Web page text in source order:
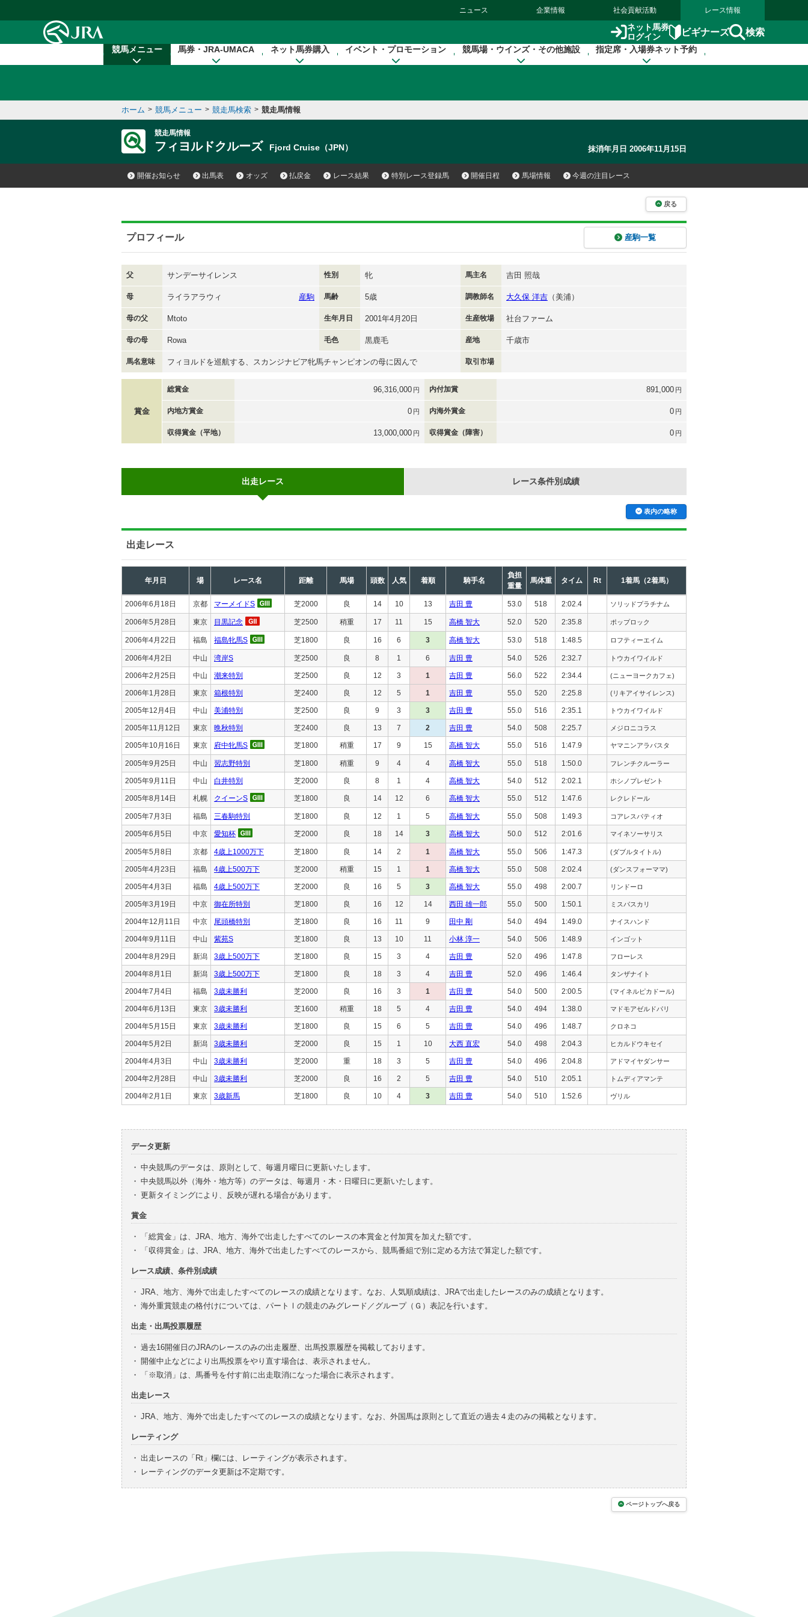
ニュース 企業情報 社会貢献活動 レース情報
ネット馬券
ログイン
ビギナーズ 検索
競馬メニュー 馬券・JRA-UMACA ネット馬券購入 イベント・プロモーション 競馬場・ウインズ・その他施設 指定席・入場券ネット予約
ホーム > 競馬メニュー > 競走馬検索 > 競走馬情報
競走馬情報
フィヨルドクルーズ Fjord Cruise（JPN） 抹消年月日 2006年11月15日
開催お知らせ 出馬表 オッズ 払戻金 レース結果 特別レース登録馬 開催日程 馬場情報 今週の注目レース
戻る
プロフィール 産駒一覧
父 サンデーサイレンス 性別 牝 馬主名 吉田 照哉
母 ライラアラウィ 産駒 馬齢 5歳 調教師名 大久保 洋吉 （美浦）
母の父 Mtoto 生年月日 2001年4月20日 生産牧場 社台ファーム
母の母 Rowa 毛色 黒鹿毛 産地 千歳市
馬名意味 フィヨルドを巡航する、スカンジナビア牝馬チャンピオンの母に因んで 取引市場
賞金
総賞金 96,316,000 円 内付加賞 891,000 円
内地方賞金 0 円 内海外賞金 0 円
収得賞金（平地） 13,000,000 円 収得賞金（障害） 0 円
出走レース レース条件別成績
表内の略称
出走レース
年月日 場 レース名 距離 馬場 頭数 人気 着順 騎手名
負担
重量
馬体重 タイム Rt 1着馬（2着馬）
2006年6月18日 京都 マーメイドS 芝2000 良 14 10 13 吉田 豊 53.0 518 2:02.4 ソリッドプラチナム
2006年5月28日 東京 目黒記念 芝2500 稍重 17 11 15 高橋 智大 52.0 520 2:35.8 ポップロック
2006年4月22日 福島 福島牝馬S 芝1800 良 16 6 3 高橋 智大 53.0 518 1:48.5 ロフティーエイム
2006年4月2日 中山 湾岸S 芝2500 良 8 1 6 吉田 豊 54.0 526 2:32.7 トウカイワイルド
2006年2月25日 中山 潮来特別 芝2500 良 12 3 1 吉田 豊 56.0 522 2:34.4 (ニューヨークカフェ)
2006年1月28日 東京 箱根特別 芝2400 良 12 5 1 吉田 豊 55.0 520 2:25.8 (リキアイサイレンス)
2005年12月4日 中山 美浦特別 芝2500 良 9 3 3 吉田 豊 55.0 516 2:35.1 トウカイワイルド
2005年11月12日 東京 晩秋特別 芝2400 良 13 7 2 吉田 豊 54.0 508 2:25.7 メジロニコラス
2005年10月16日 東京 府中牝馬S 芝1800 稍重 17 9 15 高橋 智大 55.0 516 1:47.9 ヤマニンアラバスタ
2005年9月25日 中山 習志野特別 芝1800 稍重 9 4 4 高橋 智大 55.0 518 1:50.0 フレンチクルーラー
2005年9月11日 中山 白井特別 芝2000 良 8 1 4 高橋 智大 54.0 512 2:02.1 ホシノプレゼント
2005年8月14日 札幌 クイーンS 芝1800 良 14 12 6 高橋 智大 55.0 512 1:47.6 レクレドール
2005年7月3日 福島 三春駒特別 芝1800 良 12 1 5 高橋 智大 55.0 508 1:49.3 コアレスパティオ
2005年6月5日 中京 愛知杯 芝2000 良 18 14 3 高橋 智大 50.0 512 2:01.6 マイネソーサリス
2005年5月8日 京都 4歳上1000万下 芝1800 良 14 2 1 高橋 智大 55.0 506 1:47.3 (ダブルタイトル)
2005年4月23日 福島 4歳上500万下 芝2000 稍重 15 1 1 高橋 智大 55.0 508 2:02.4 (ダンスフォーママ)
2005年4月3日 福島 4歳上500万下 芝2000 良 16 5 3 高橋 智大 55.0 498 2:00.7 リンドーロ
2005年3月19日 中京 御在所特別 芝1800 良 16 12 14 西田 雄一郎 55.0 500 1:50.1 ミスパスカリ
2004年12月11日 中京 尾頭橋特別 芝1800 良 16 11 9 田中 剛 54.0 494 1:49.0 ナイスハンド
2004年9月11日 中山 紫苑S 芝1800 良 13 10 11 小林 淳一 54.0 506 1:48.9 インゴット
2004年8月29日 新潟 3歳上500万下 芝1800 良 15 3 4 吉田 豊 52.0 496 1:47.8 フローレス
2004年8月1日 新潟 3歳上500万下 芝1800 良 18 3 4 吉田 豊 52.0 496 1:46.4 タンザナイト
2004年7月4日 福島 3歳未勝利 芝2000 良 16 3 1 吉田 豊 54.0 500 2:00.5 (マイネルピカドール)
2004年6月13日 東京 3歳未勝利 芝1600 稍重 18 5 4 吉田 豊 54.0 494 1:38.0 マドモアゼルドパリ
2004年5月15日 東京 3歳未勝利 芝1800 良 15 6 5 吉田 豊 54.0 496 1:48.7 クロネコ
2004年5月2日 新潟 3歳未勝利 芝2000 良 15 1 10 大西 直宏 54.0 498 2:04.3 ヒカルドウキセイ
2004年4月3日 中山 3歳未勝利 芝2000 重 18 3 5 吉田 豊 54.0 496 2:04.8 アドマイヤダンサー
2004年2月28日 中山 3歳未勝利 芝2000 良 16 2 5 吉田 豊 54.0 510 2:05.1 トムディアマンテ
2004年2月1日 東京 3歳新馬 芝1800 良 10 4 3 吉田 豊 54.0 510 1:52.6 ヴリル
データ更新
・ 中央競馬のデータは、原則として、毎週月曜日に更新いたします。
・ 中央競馬以外（海外・地方等）のデータは、毎週月・木・日曜日に更新いたします。
・ 更新タイミングにより、反映が遅れる場合があります。
賞金
・
「総賞金」は、JRA、地方、海外で出走したすべてのレースの本賞金と付加賞を加えた額です。
・
「収得賞金」は、JRA、地方、海外で出走したすべてのレースから、競馬番組で別に定める方法で算定した額です。
レース成績、条件別成績
・ JRA、地方、海外で出走したすべてのレースの成績となります。なお、人気順成績は、JRAで出走したレースのみの成績となります。
・ 海外重賞競走の格付けについては、パートⅠの競走のみグレード／グループ（Ｇ）表記を行います。
出走・出馬投票履歴
・ 過去16開催日のJRAのレースのみの出走履歴、出馬投票履歴を掲載しております。
・ 開催中止などにより出馬投票をやり直す場合は、表示されません。
・
「※取消」は、馬番号を付す前に出走取消になった場合に表示されます。
出走レース
・ JRA、地方、海外で出走したすべてのレースの成績となります。なお、外国馬は原則として直近の過去４走のみの掲載となります。
レーティング
・ 出走レースの「Rt」欄には、レーティングが表示されます。
・
レーティングのデータ更新は不定期です。
ページトップへ戻る